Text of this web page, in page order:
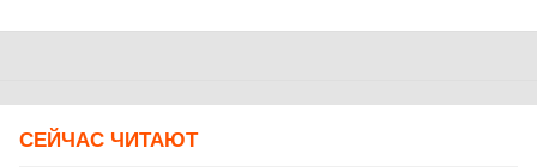
СЕЙЧАС ЧИТАЮТ